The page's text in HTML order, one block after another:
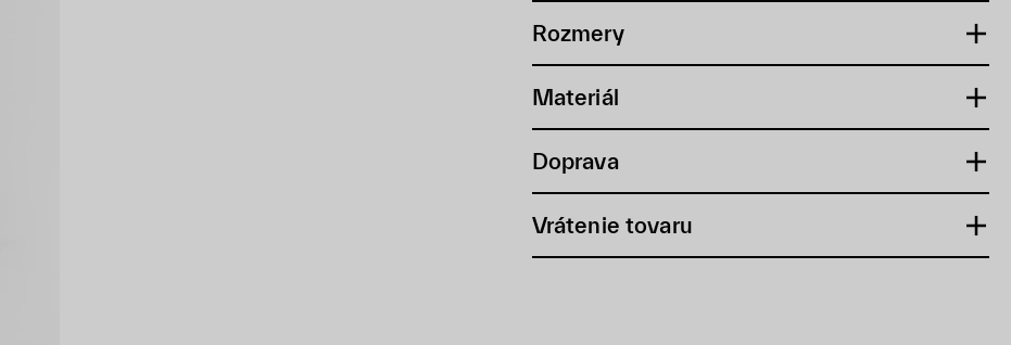
Rozmery
Materiál
Doprava
Vrátenie tovaru